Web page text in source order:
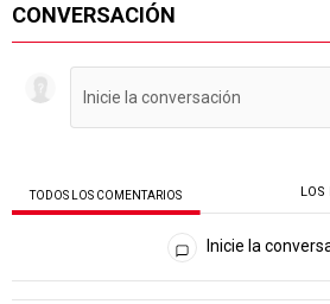
CONVERSACIÓN
TODOS LOS COMENTARIOS LOS
Todos los comentarios
Inicie la